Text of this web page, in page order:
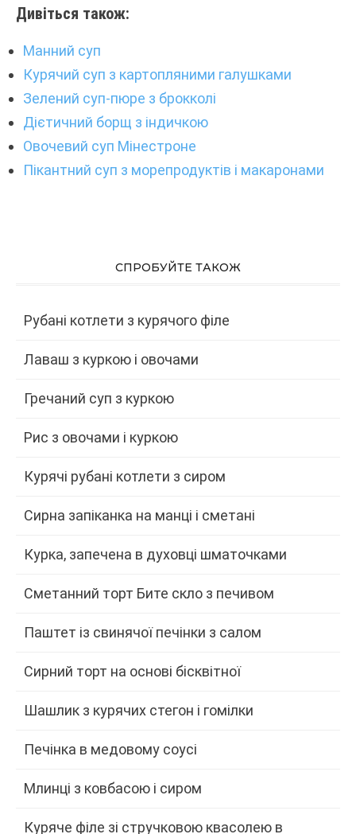
Дивіться також:
Манний суп
Курячий суп з картопляними галушками
Зелений суп-пюре з брокколі
Дієтичний борщ з індичкою
Овочевий суп Мінестроне
Пікантний суп з морепродуктів і макаронами
СПРОБУЙТЕ ТАКОЖ
Рубані котлети з курячого філе
Лаваш з куркою і овочами
Гречаний суп з куркою
Рис з овочами і куркою
Курячі рубані котлети з сиром
Сирна запіканка на манці і сметані
Курка, запечена в духовці шматочками
Сметанний торт Бите скло з печивом
Паштет із свинячої печінки з салом
Сирний торт на основі бісквітної
Шашлик з курячих стегон і гомілки
Печінка в медовому соусі
Млинці з ковбасою і сиром
Куряче філе зі стручковою квасолею в